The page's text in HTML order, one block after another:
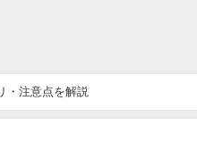
・注意点を解説